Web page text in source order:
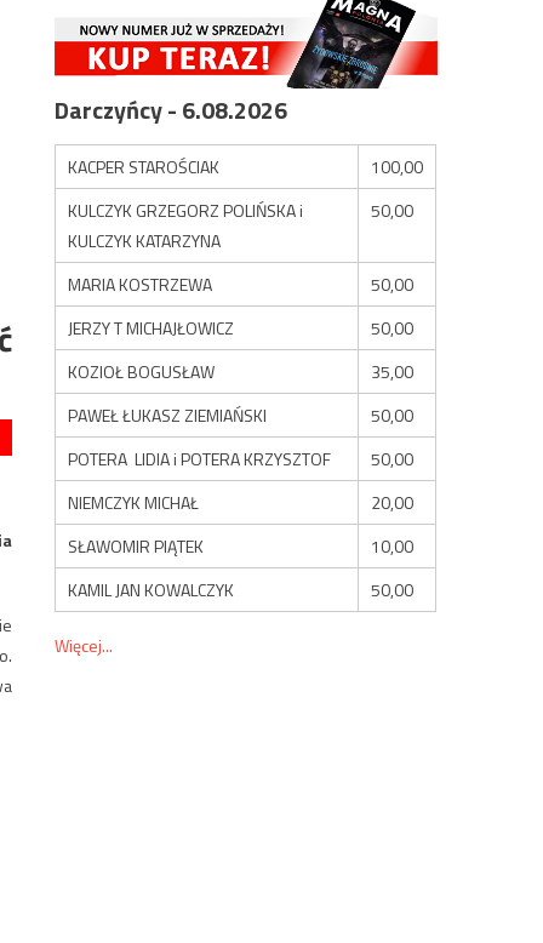
Darczyńcy - 6.08.2026
KACPER STAROŚCIAK
100,00
KULCZYK GRZEGORZ POLIŃSKA i
KULCZYK KATARZYNA
50,00
MARIA KOSTRZEWA
50,00
JERZY T MICHAJŁOWICZ
50,00
KOZIOŁ BOGUSŁAW
35,00
PAWEŁ ŁUKASZ ZIEMIAŃSKI
50,00
POTERA LIDIA i POTERA KRZYSZTOF
50,00
NIEMCZYK MICHAŁ
20,00
SŁAWOMIR PIĄTEK
10,00
KAMIL JAN KOWALCZYK
50,00
Więcej...